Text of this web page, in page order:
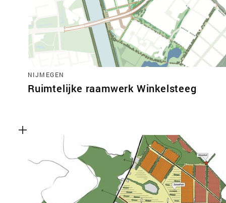
NIJMEGEN
Ruimtelijke raamwerk Winkelsteeg